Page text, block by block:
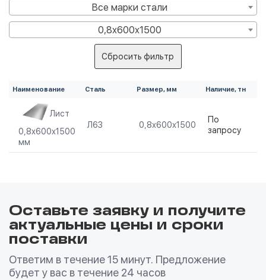
Все марки стали
0,8х600х1500
Сбросить фильтр
Наименование Сталь Размер, мм Наличие, тн
Лист
0,8х600х1500
мм
Л63 0,8х600х1500
По
запросу
Оставьте заявку и получите
актуальные цены и сроки
поставки
Ответим в течение 15 минут. Предложение
будет у вас в течение 24 часов